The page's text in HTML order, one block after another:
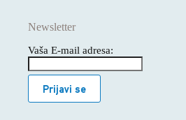
Newsletter
Vaša E-mail adresa:
Prijavi se